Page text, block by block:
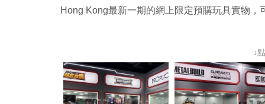
Hong Kong最新一期的網上限定預購玩具實物，
↓